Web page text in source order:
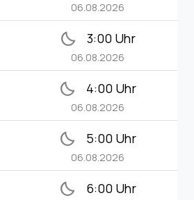
06.08.2026
bedtime 3:00 Uhr
06.08.2026
bedtime 4:00 Uhr
06.08.2026
bedtime 5:00 Uhr
06.08.2026
bedtime 6:00 Uhr